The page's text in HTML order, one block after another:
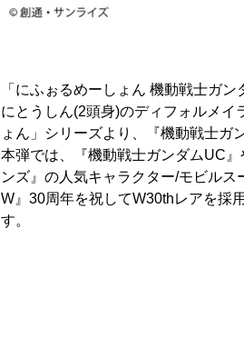
「にふぉるめーしょん 機動戦士ガ
にとうしん(2頭身)のディフォルメ
ょん」シリーズより、『機動戦士ガ
本弾では、『機動戦士ガンダムUC
ンズ』の人気キャラクター/モビル
W』30周年を祝してW30thレアを採
す。